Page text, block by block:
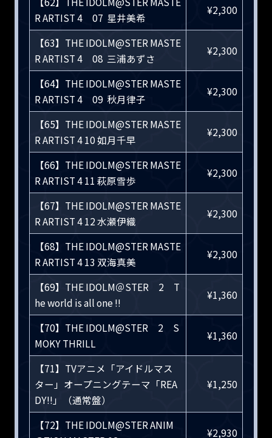
R ARTIST 4 07 星井美希
¥2,300
【63】THE IDOLM@STER MASTE
R ARTIST 4 08 三浦あずさ
¥2,300
【64】THE IDOLM@STER MASTE
R ARTIST 4 09 秋月律子
¥2,300
【65】THE IDOLM@STER MASTE
R ARTIST 4 10 如月千早
¥2,300
【66】THE IDOLM@STER MASTE
R ARTIST 4 11 萩原雪歩
¥2,300
【67】THE IDOLM@STER MASTE
R ARTIST 4 12 水瀬伊織
¥2,300
【68】THE IDOLM@STER MASTE
R ARTIST 4 13 双海真美
¥2,300
【69】THE IDOLM＠STER 2 T
he world is all one !!
¥1,360
【70】THE IDOLM@STER 2 S
MOKY THRILL
¥1,360
【71】TVアニメ「アイドルマス
ター」オープニングテーマ「REA
DY!!」（通常盤）
¥1,250
【72】THE IDOLM@STER ANIM
¥2,930